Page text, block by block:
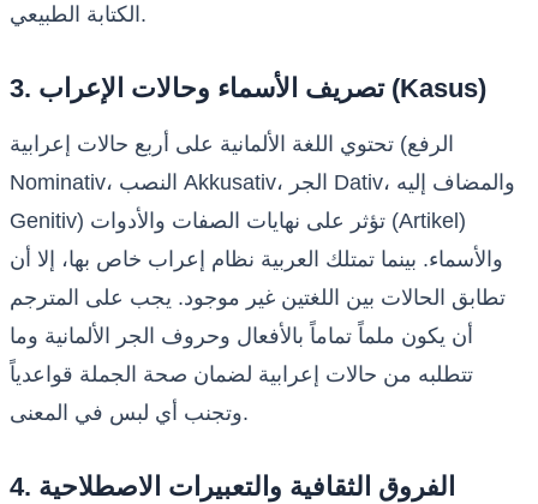
الكتابة الطبيعي.
3. تصريف الأسماء وحالات الإعراب (Kasus)
تحتوي اللغة الألمانية على أربع حالات إعرابية (الرفع
Nominativ، النصب Akkusativ، الجر Dativ، والمضاف إليه
Genitiv) تؤثر على نهايات الصفات والأدوات (Artikel)
والأسماء. بينما تمتلك العربية نظام إعراب خاص بها، إلا أن
تطابق الحالات بين اللغتين غير موجود. يجب على المترجم
أن يكون ملماً تماماً بالأفعال وحروف الجر الألمانية وما
تتطلبه من حالات إعرابية لضمان صحة الجملة قواعدياً
وتجنب أي لبس في المعنى.
4. الفروق الثقافية والتعبيرات الاصطلاحية